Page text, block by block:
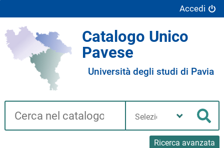
Accedi
Catalogo Unico
Pavese
Università degli studi di Pavia
Cerca su "Catalogo"
Ricerca avanzata
biblioteca